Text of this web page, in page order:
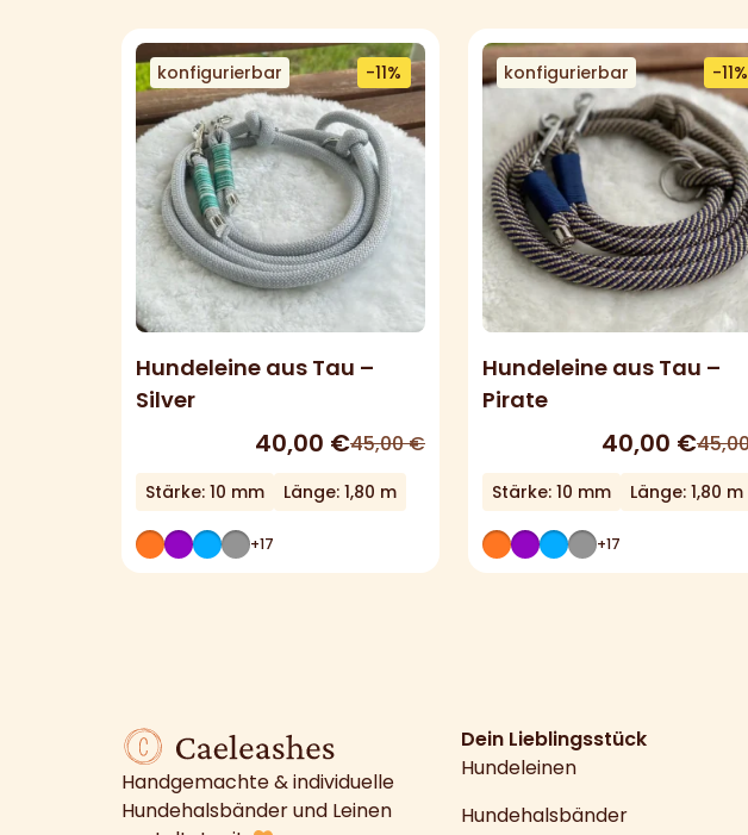
konfigurierbar -11%
Hundeleine aus Tau –
Silver
45,00€
40,00 €
Stärke: 10 mm Länge: 1,80 m
+17
konfigurierbar -11%
Hundeleine aus Tau –
Pirate
40,00 €
Stärke: 10 mm Länge: 1,80 m
+17
Handgemachte & individuelle
Hundehalsbänder und Leinen
Dein Lieblingsstück
Hundeleinen
Hundehalsbänder